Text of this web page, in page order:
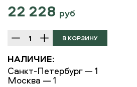
22 228 руб
НАЛИЧИЕ:
Санкт-Петербург — 1
Москва — 1